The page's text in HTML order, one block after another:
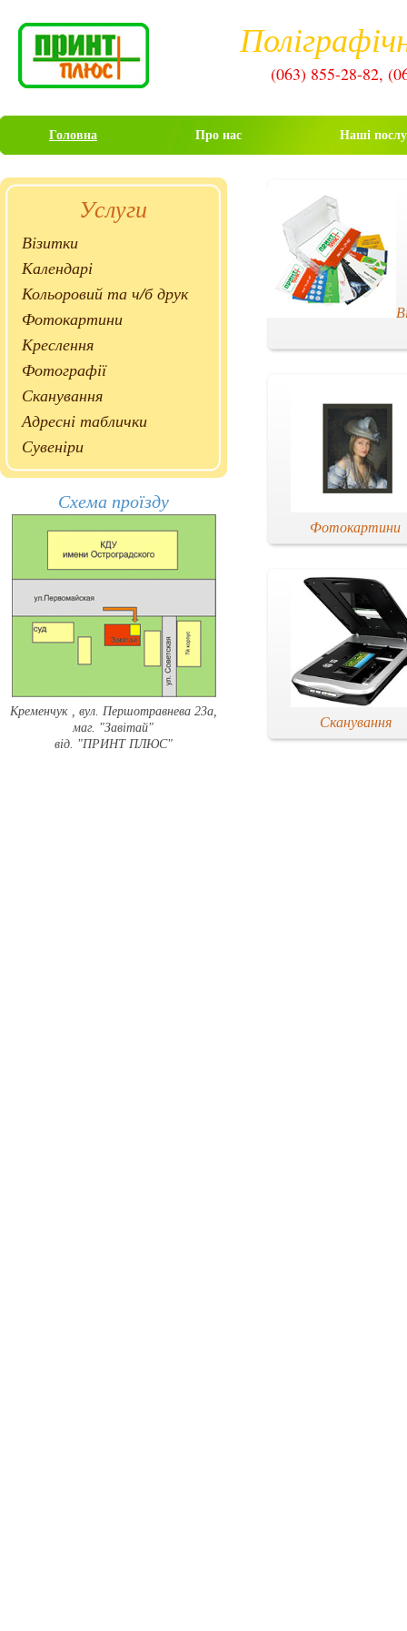
(063) 855-28-82,
Головна Про нас Наші
Фотокартини
Сканування
Услуги
Візитки
Календарі
Кольоровий та ч/б друк
Фотокартини
Креслення
Фотографії
Сканування
Адресні таблички
Сувеніри
Схема проїзду
Кременчук , вул. Першотравнева 23а,
маг. "Завітай"
від. "ПРИНТ ПЛЮС"